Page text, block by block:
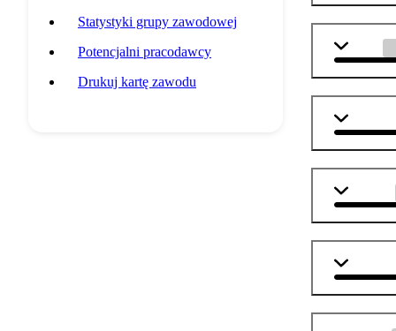
Statystyki grupy zawodowej
Potencjalni pracodawcy
Drukuj kartę zawodu